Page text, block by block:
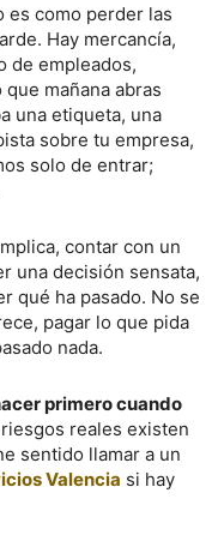
es como perder las
Hay mercancía,
de empleados,
mañana abras
una etiqueta, una
sobre tu empresa,
solo de entrar;
contar con un
una decisión sensata,
qué ha pasado. No se
pagar lo que pida
nada.
primero cuando
reales existen
sentido llamar a un
Valencia si hay